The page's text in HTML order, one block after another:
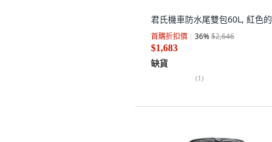
君氏機車防水尾雙包60L, 紅色的
首購折扣價 36%$2,646
$1,683
缺貨
(1)